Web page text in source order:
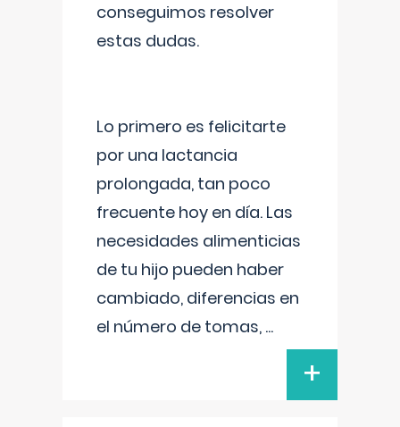
conseguimos resolver
estas dudas.
Lo primero es felicitarte
por una lactancia
prolongada, tan poco
frecuente hoy en día. Las
necesidades alimenticias
de tu hijo pueden haber
cambiado, diferencias en
el número de tomas, ...
+